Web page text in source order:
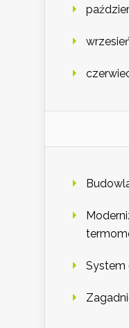
System